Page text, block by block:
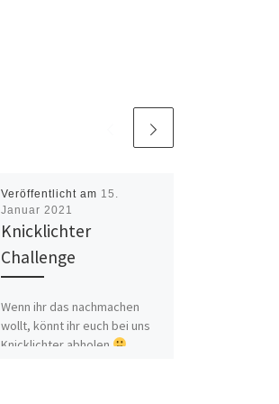
Veröffentlicht am 15.
Januar 2021
Knicklichter
Challenge
Wenn ihr das nachmachen
wollt, könnt ihr euch bei uns
Knicklichter abholen